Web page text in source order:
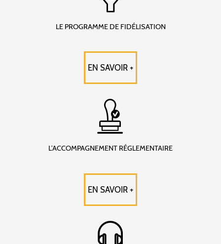
LE PROGRAMME DE FIDÉLISATION
EN SAVOIR +
L’ACCOMPAGNEMENT RÉGLEMENTAIRE
EN SAVOIR +